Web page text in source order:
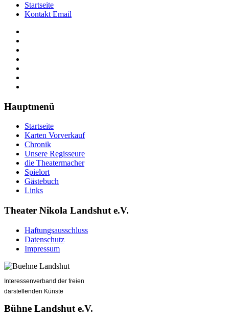
Startseite
Kontakt Email
Hauptmenü
Startseite
Karten Vorverkauf
Chronik
Unsere Regisseure
die Theatermacher
Spielort
Gästebuch
Links
Theater Nikola Landshut e.V.
Haftungsausschluss
Datenschutz
Impressum
Interessenverband der freien
darstellenden Künste
Bühne Landshut e.V.